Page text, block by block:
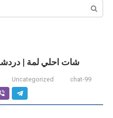
شات احلي لمة |
Uncategorized chat-99